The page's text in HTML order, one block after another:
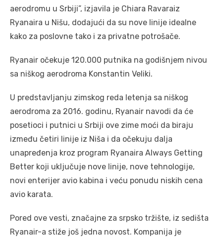
aerodromu u Srbiji”, izjavila je Chiara Ravaraiz
Ryanaira u Nišu, dodajući da su nove linije idealne
kako za poslovne tako i za privatne potrošače.
Ryanair očekuje 120.000 putnika na godišnjem nivou
sa niškog aerodroma Konstantin Veliki.
U predstavljanju zimskog reda letenja sa niškog
aerodroma za 2016. godinu, Ryanair navodi da će
posetioci i putnici u Srbiji ove zime moći da biraju
između četiri linije iz Niša i da očekuju dalja
unapređenja kroz program Ryanaira Always Getting
Better koji uključuje nove linije, nove tehnologije,
novi enterijer avio kabina i veću ponudu niskih cena
avio karata.
Pored ove vesti, značajne za srpsko tržište, iz sedišta
Ryanair-a stiže još jedna novost. Kompanija je